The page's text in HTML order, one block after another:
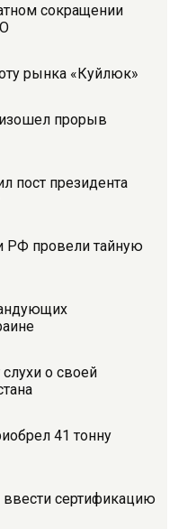
сокращении
рынка «Куйлюк»
прорыв
пост президента
РФ провели тайную
о своей
41 тонну
сертификацию